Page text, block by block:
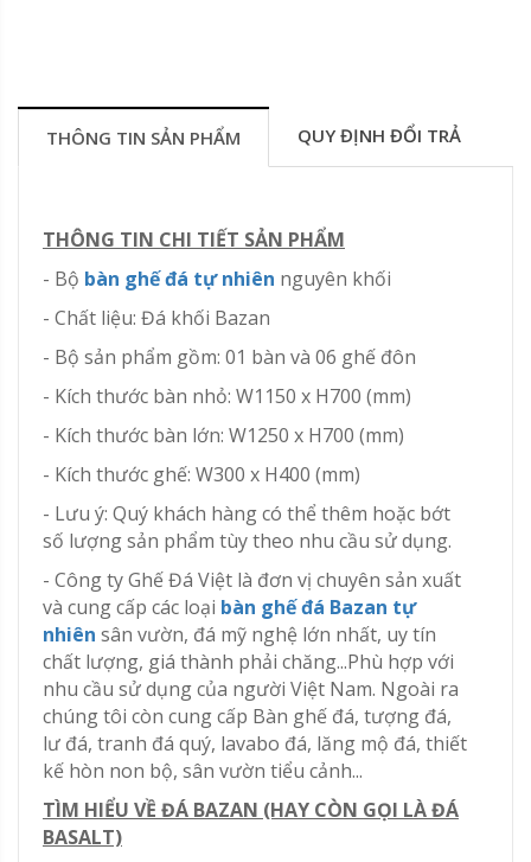
THÔNG TIN SẢN PHẨM QUY ĐỊNH ĐỔI TRẢ
THÔNG TIN CHI TIẾT SẢN PHẨM
- Bộ bàn ghế đá tự nhiên nguyên khối
- Chất liệu: Đá khối Bazan
- Bộ sản phẩm gồm: 01 bàn và 06 ghế đôn
- Kích thước bàn nhỏ: W1150 x H700 (mm)
- Kích thước bàn lớn: W1250 x H700 (mm)
- Kích thước ghế: W300 x H400 (mm)
- Lưu ý: Quý khách hàng có thể thêm hoặc bớt
số lượng sản phẩm tùy theo nhu cầu sử dụng.
- Công ty Ghế Đá Việt là đơn vị chuyên sản xuất
và cung cấp các loại bàn ghế đá Bazan tự
nhiên sân vườn, đá mỹ nghệ lớn nhất, uy tín
chất lượng, giá thành phải chăng...Phù hợp với
nhu cầu sử dụng của người Việt Nam. Ngoài ra
chúng tôi còn cung cấp Bàn ghế đá, tượng đá,
lư đá, tranh đá quý, lavabo đá, lăng mộ đá, thiết
kế hòn non bộ, sân vườn tiểu cảnh...
TÌM HIỂU VỀ ĐÁ BAZAN (HAY CÒN GỌI LÀ ĐÁ
BASALT)